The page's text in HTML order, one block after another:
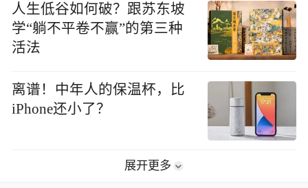
人生低谷如何破？跟苏东坡
学“躺不平卷不赢”的第三种
活法
离谱！中年人的保温杯，比
iPhone还小了？
展开更多